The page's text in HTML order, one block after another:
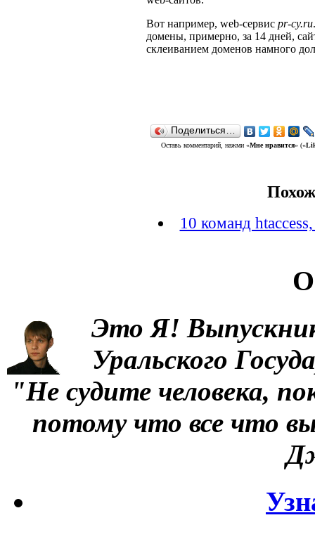
Вот например, web-сервис pr-cy.ru
домены, примерно, за 14 дней,
склеиванием доменов намного
Поделиться…
Оставь комментарий, нажми «Мне нравится» («
10 команд
Это Я!
Уральского
"Не судите человека,
потому что все что